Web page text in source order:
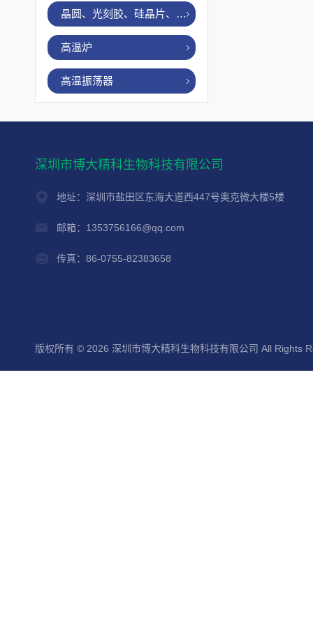
晶圆、光刻胶、硅晶片、烤胶机
高温炉
高温振荡器
深圳市博大精科生物科技有限公司
地址：深圳市盐田区东海大道西447号奥克微大楼5楼
邮箱：1353756166@qq.com
传真：86-0755-82383658
版权所有 © 2026 深圳市博大精科生物科技有限公司 All Rights